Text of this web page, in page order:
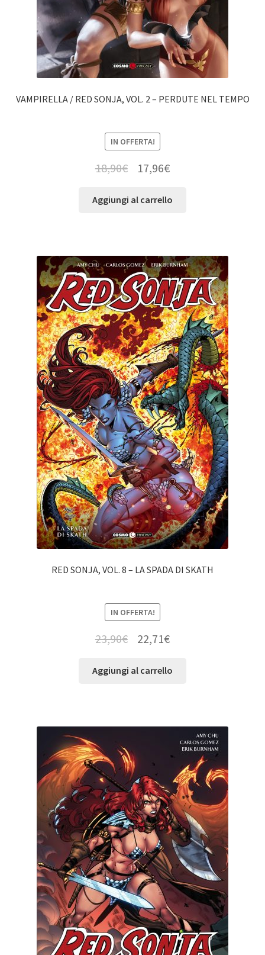
VAMPIRELLA / RED SONJA, VOL. 2 – PERDUTE NEL TEMPO
IN OFFERTA!
18,90€ 17,96€
Aggiungi al carrello
RED SONJA, VOL. 8 – LA SPADA DI SKATH
IN OFFERTA!
23,90€ 22,71€
Aggiungi al carrello